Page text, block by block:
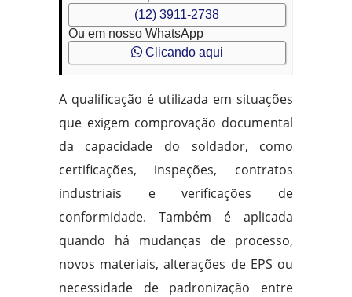
(12) 3911-2738
Ou em nosso WhatsApp
Clicando aqui
A qualificação é utilizada em situações
que exigem comprovação documental
da capacidade do soldador, como
certificações, inspeções, contratos
industriais e verificações de
conformidade. Também é aplicada
quando há mudanças de processo,
novos materiais, alterações de EPS ou
necessidade de padronização entre